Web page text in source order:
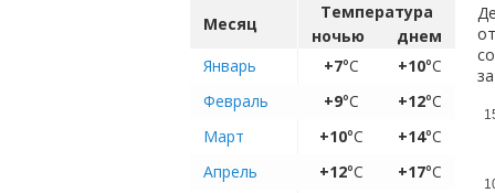
Месяц
Температура
ночью
днем
Январь
+7°C +10°C
Февраль
+9°C +12°C
Март
+10°C +14°C
Апрель
+12°C +17°C